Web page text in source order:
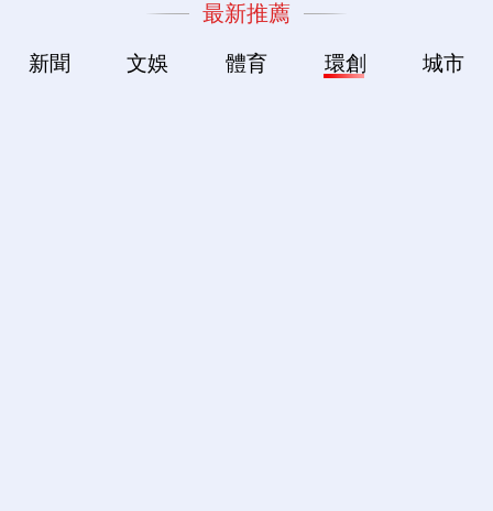
最新推薦
新聞 文娛 體育 環創 城市